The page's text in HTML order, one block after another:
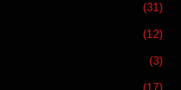
(31)
(12)
(3)
(17)